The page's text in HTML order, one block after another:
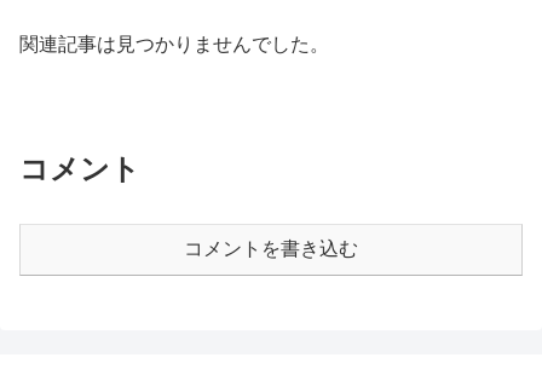
関連記事は見つかりませんでした。
コメント
コメントを書き込む